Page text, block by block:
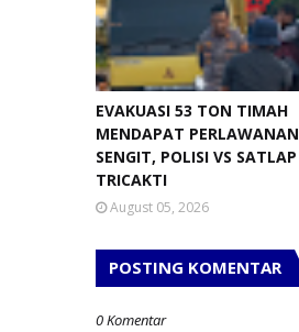
EVAKUASI 53 TON TIMAH
MENDAPAT PERLAWANAN
SENGIT, POLISI VS SATLAP
TRICAKTI
August 05, 2026
POSTING KOMENTAR
0 Komentar